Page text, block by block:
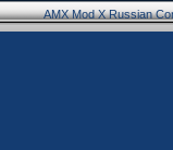
AMX Mod X Russian